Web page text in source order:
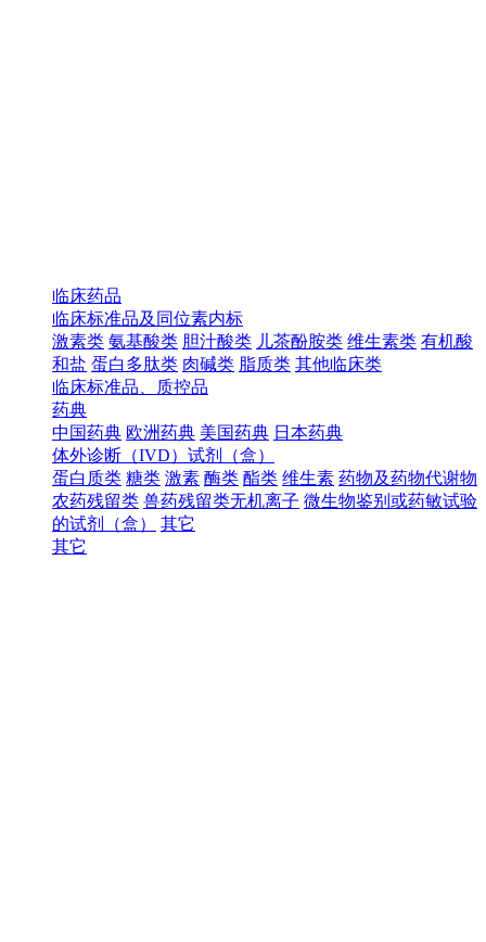
临床药品
临床标准品及同位素内标
激素类 氨基酸类 胆汁酸类 儿茶酚胺类 维生素类 有机酸
和盐 蛋白多肽类 肉碱类 脂质类 其他临床类
临床标准品、质控品
药典
中国药典 欧洲药典 美国药典 日本药典
体外诊断（IVD）试剂（盒）
蛋白质类 糖类 激素 酶类 酯类 维生素 药物及药物代谢物
农药残留类 兽药残留类无机离子 微生物鉴别或药敏试验
的试剂（盒）
其它
其它